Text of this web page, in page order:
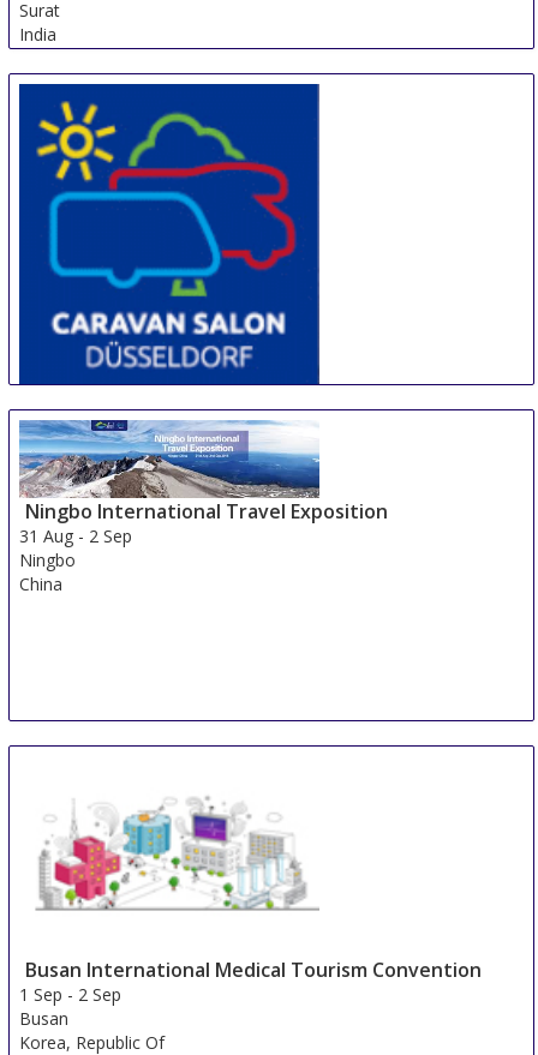
Surat
India
28 Aug-6 Sep
Duesseldorf
Germany
Ningbo International Travel Exposition
31 Aug - 2 Sep
Ningbo
China
Busan International Medical Tourism Convention
1 Sep - 2 Sep
Busan
Korea, Republic Of